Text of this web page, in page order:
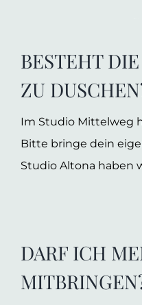
BESTEHT
ZU
Im Studio Mittelweg
Bitte bringe dein
Studio Altona haben
DARF ICH